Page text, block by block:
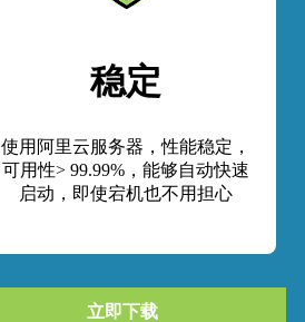
稳定
使用阿里云服务器，性能稳定，
可用性> 99.99%，能够自动快速
启动，即使宕机也不用担心
立即下载